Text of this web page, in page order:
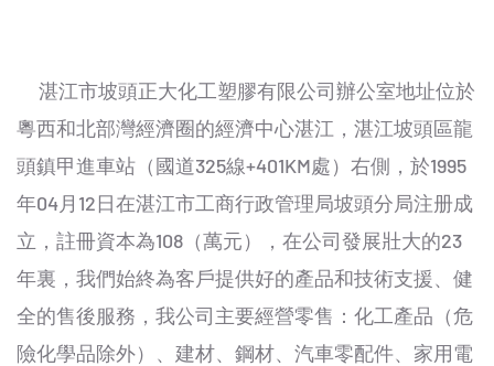
湛江市坡頭正大化工塑膠有限公司辦公室地址位於
粵西和北部灣經濟圈的經濟中心湛江，湛江坡頭區龍
頭鎮甲進車站（國道325線+401KM處）右側，於1995
年04月12日在湛江市工商行政管理局坡頭分局注册成
立，註冊資本為108（萬元），在公司發展壯大的23
年裏，我們始終為客戶提供好的產品和技術支援、健
全的售後服務，我公司主要經營零售：化工產品（危
險化學品除外）、建材、鋼材、汽車零配件、家用電